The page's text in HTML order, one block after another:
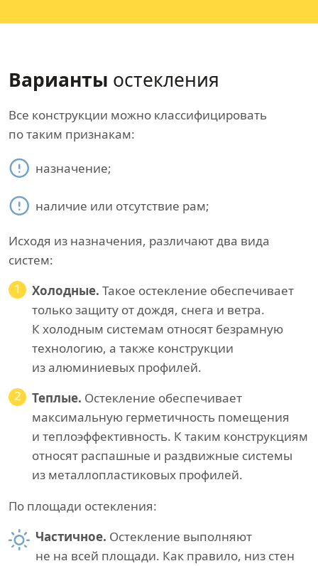
Варианты остекления
Все конструкции можно классифицировать
по таким признакам:
назначение;
наличие или отсутствие рам;
Исходя из назначения, различают два вида
систем:
1
Холодные. Такое остекление обеспечивает
только защиту от дождя, снега и ветра.
К холодным системам относят безрамную
технологию, а также конструкции
из алюминиевых профилей.
2
Теплые. Остекление обеспечивает
максимальную герметичность помещения
и теплоэффективность. К таким конструкциям
относят распашные и раздвижные системы
из металлопластиковых профилей.
По площади остекления:
Частичное. Остекление выполняют
не на всей площади. Как правило, низ стен